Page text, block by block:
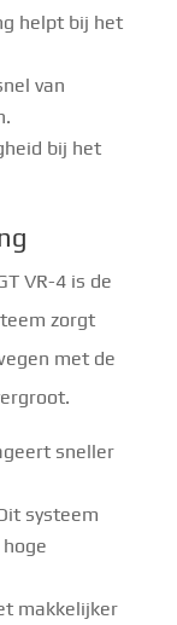
helpt bij het
van
bij het
VR-4 is de
zorgt
met de
sneller
systeem
makkelijker